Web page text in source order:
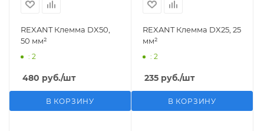
REXANT Клемма DX50,
50 мм²
: 2
480 руб./шт
В КОРЗИНУ
REXANT Клемма DX25, 25
мм²
: 2
235 руб./шт
В КОРЗИНУ